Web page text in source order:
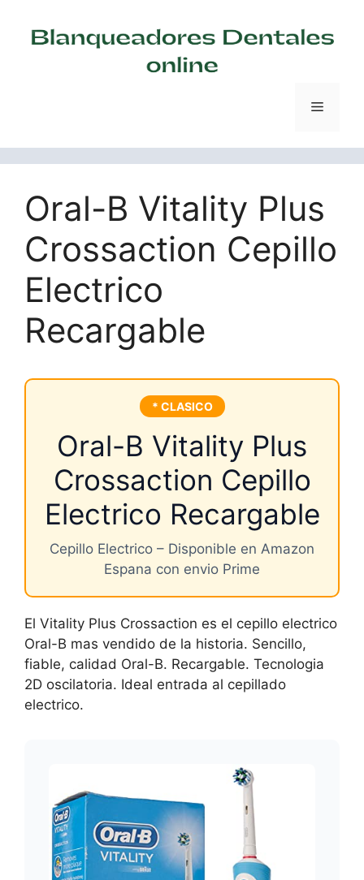
contenido
Menú
Oral-B Vitality Plus
Crossaction Cepillo
Electrico
Recargable
* CLASICO
Oral-B Vitality Plus
Crossaction Cepillo
Electrico Recargable
Cepillo Electrico – Disponible en Amazon
Espana con envio Prime
El Vitality Plus Crossaction es el cepillo electrico
Oral-B mas vendido de la historia. Sencillo,
fiable, calidad Oral-B. Recargable. Tecnologia
2D oscilatoria. Ideal entrada al cepillado
electrico.